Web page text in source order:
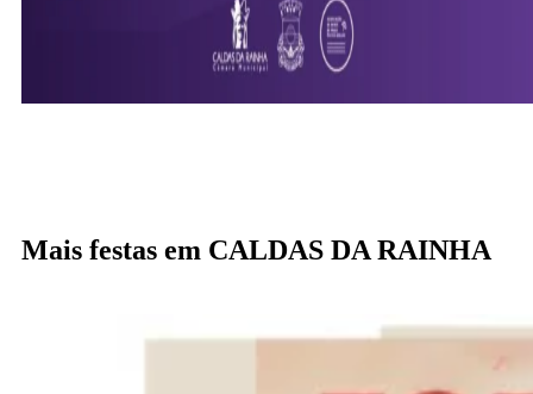
Mais festas em CALDAS DA RAINHA